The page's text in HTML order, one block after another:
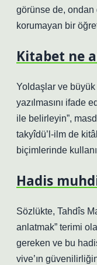
görünse de, ondan
korumayan bir
Kitabet ne
Yoldaşlar ve
yazılmasını ifade
ile belirleyin”,
takyîdü’l-ilm de
biçimlerinde
Hadis
Sözlükte, Tahdîs
anlatmak” terimi
gereken ve bu
vive’ın